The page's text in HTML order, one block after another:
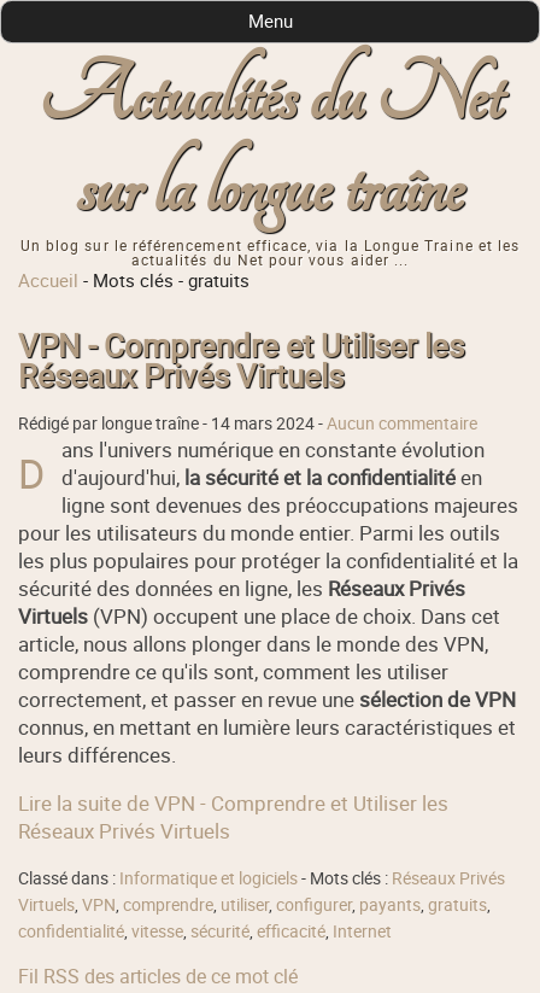
Actualités du Net
sur la longue traîne
Un blog sur le référencement efficace, via la Longue Traine et les
actualités du Net pour vous aider ...
Menu
Accueil - Mots clés -gratuits
VPN - Comprendre et Utiliser les
Réseaux Privés Virtuels
Rédigé par longue traîne - 14 mars 2024-Aucun commentaire
D
ans l'univers numérique en constante évolution
d'aujourd'hui, la sécurité et la confidentialitéen
ligne sont devenues des préoccupations majeures
pour les utilisateurs du monde entier. Parmi les outils
les plus populaires pour protéger la confidentialité et la
sécurité des données en ligne, les Réseaux Privés
Virtuels (VPN) occupent une place de choix. Dans cet
article, nous allons plonger dans le monde des VPN,
comprendre ce qu'ils sont, comment les utiliser
correctement, et passer en revue une sélection de VPN
connus, en mettant en lumière leurs caractéristiques et
leurs différences.
Lire la suite de VPN - Comprendre et Utiliser les
Réseaux Privés Virtuels
Classé dans : Informatique et logiciels- Mots clés : Réseaux Privés
Virtuels,VPN,comprendre, utiliser,configurer, payants,gratuits,
confidentialité,vitesse, sécurité,efficacité, Internet
Fil RSS des articles de ce mot clé